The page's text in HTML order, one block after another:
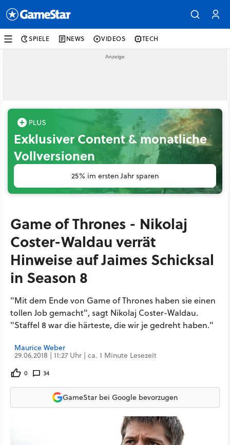
SPIELE NEWS VIDEOS TECH
Exklusiver Content & monatliche
Vollversionen
25% im ersten Jahr sparen
Game of Thrones - Nikolaj
Coster-Waldau verrät
Hinweise auf Jaimes Schicksal
in Season 8
"Mit dem Ende von Game of Thrones haben sie einen
tollen Job gemacht", sagt Nikolaj Coster-Waldau.
"Staffel 8 war die härteste, die wir je gedreht haben."
Maurice Weber
29.06.2018 | 11:27 Uhr | ca. 1 Minute Lesezeit
0 34
GameStar bei Google bevorzugen